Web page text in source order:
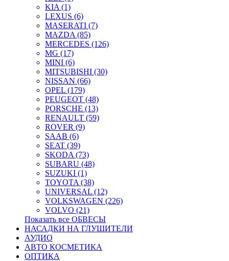
KIA (1)
LEXUS (6)
MASERATI (7)
MAZDA (85)
MERCEDES (126)
MG (17)
MINI (6)
MITSUBISHI (30)
NISSAN (66)
OPEL (179)
PEUGEOT (48)
PORSCHE (13)
RENAULT (59)
ROVER (9)
SAAB (6)
SEAT (39)
SKODA (73)
SUBARU (48)
SUZUKI (1)
TOYOTA (38)
UNIVERSAL (12)
VOLKSWAGEN (226)
VOLVO (21)
Показать все ОБВЕСЫ
НАСАДКИ НА ГЛУШИТЕЛИ
АУДИО
АВТО КОСМЕТИКА
ОПТИКА